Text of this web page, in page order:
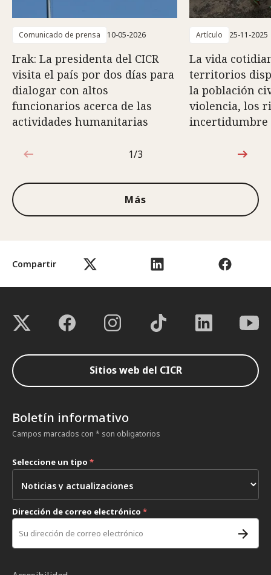
Compartir
Comunicado de prensa 10-05-2026
Irak: La presidenta del CICR
visita el país por dos días para
dialogar con altos
funcionarios acerca de las
actividades humanitarias
Artículo 25-11-2025
La vida
territorios
la población
violencia, los
incertidumbre
1de3
1/3
Más
Sitios web del CICR
Boletín informativo
Campos marcados con * son obligatorios
Seleccione un tipo *
Dirección de correo electrónico *